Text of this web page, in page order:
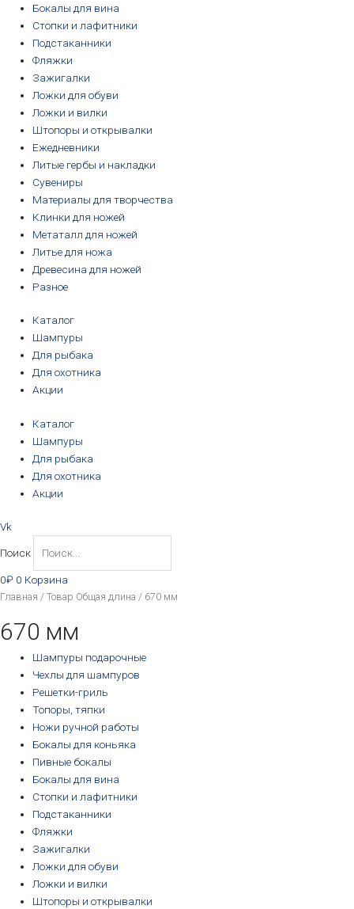
Бокалы для вина
Стопки и лафитники
Подстаканники
Фляжки
Зажигалки
Ложки для обуви
Ложки и вилки
Штопоры и открывалки
Ежедневники
Литые гербы и накладки
Сувениры
Материалы для творчества
Клинки для ножей
Метаталл для ножей
Литье для ножа
Древесина для ножей
Разное
Каталог
Шампуры
Для рыбака
Для охотника
Акции
Каталог
Шампуры
Для рыбака
Для охотника
Акции
Vk
Поиск
0₽ 0 Корзина
Главная / Товар Общая длина / 670 мм
670 мм
Шампуры подарочные
Чехлы для шампуров
Решетки-гриль
Топоры, тяпки
Ножи ручной работы
Бокалы для коньяка
Пивные бокалы
Бокалы для вина
Стопки и лафитники
Подстаканники
Фляжки
Зажигалки
Ложки для обуви
Ложки и вилки
Штопоры и открывалки
Цены:
по